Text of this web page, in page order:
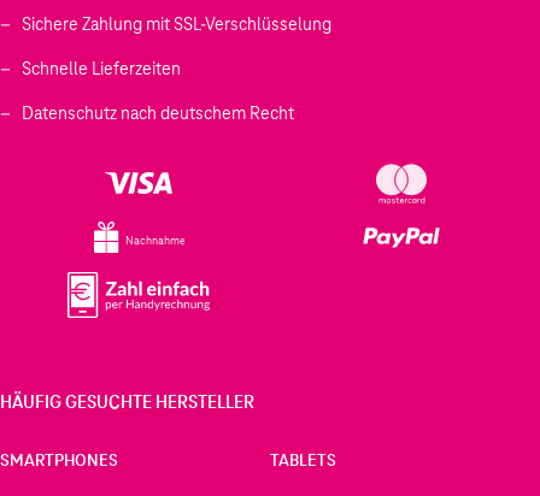
Sichere Zahlung mit SSL-Verschlüsselung
Schnelle Lieferzeiten
Datenschutz nach deutschem Recht
Nachnahme
HÄUFIG GESUCHTE HERSTELLER
SMARTPHONES TABLETS